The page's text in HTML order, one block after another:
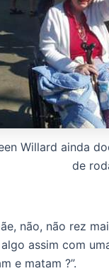
Willard ainda
de
não, não rez
assim com
e matam ?”.